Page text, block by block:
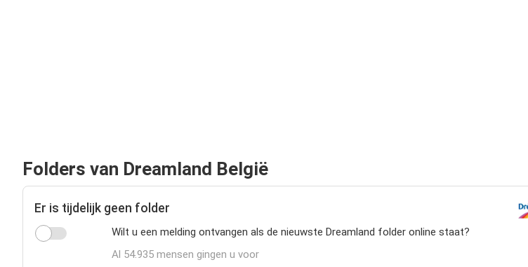
Folders van Dreamland België
Er is tijdelijk geen folder
Wilt u een melding ontvangen als de nieuwste Dreamland folder online staat?
Al 54.935 mensen gingen u voor